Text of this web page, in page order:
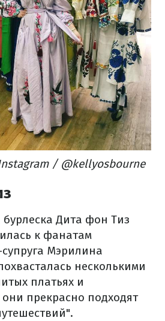
/ @kellyosbourne​
Дита фон Тиз
к фанатам
Мэрилина
несколькими
платьях и
прекрасно подходят